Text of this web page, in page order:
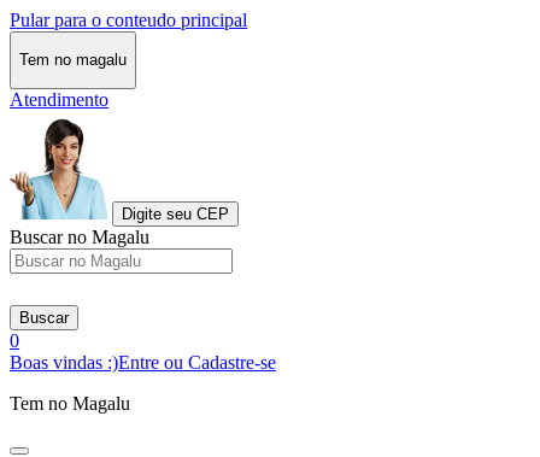
Pular para o conteudo principal
Tem no magalu
Atendimento
Digite seu CEP
Buscar no Magalu
Buscar
0
Boas vindas :)Entre ou Cadastre-se
Tem no Magalu